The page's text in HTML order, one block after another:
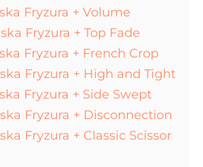
Fryzura + Volume
Fryzura + Top Fade
Fryzura + French Crop
Fryzura + High and Tight
Fryzura + Side Swept
Fryzura + Disconnection
Fryzura + Classic Scissor